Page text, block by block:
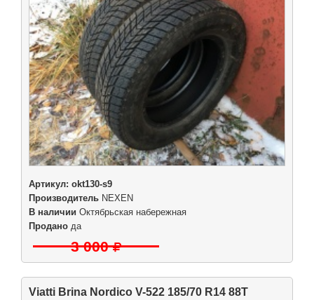
Артикул: okt130-s9
Производитель NEXEN
В наличии Октябрьская набережная
Продано да
3 000
Viatti Brina Nordico V-522 185/70 R14 88T